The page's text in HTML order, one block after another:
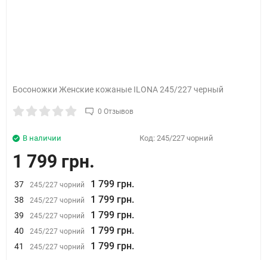
Босоножки Женские кожаные ILONA 245/227 черный
0 Отзывов
В наличии Код: 245/227 чорний
1 799 грн.
37 245/227 чорний 1 799 грн.
38 245/227 чорний 1 799 грн.
39 245/227 чорний 1 799 грн.
40 245/227 чорний 1 799 грн.
41 245/227 чорний 1 799 грн.